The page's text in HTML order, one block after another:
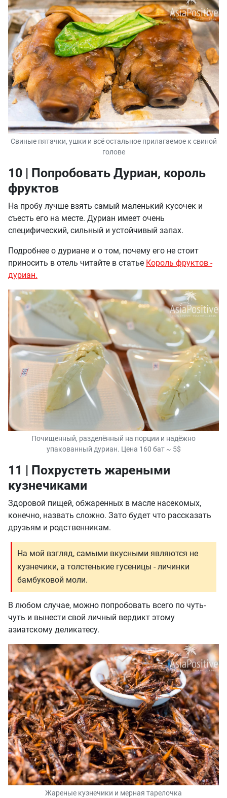
Свиные пятачки, ушки и всё остальное прилагаемое к свиной
голове
10 | Попробовать Дуриан, король
фруктов
На пробу лучше взять самый маленький кусочек и
съесть его на месте. Дуриан имеет очень
специфический, сильный и устойчивый запах.
Подробнее о дуриане и о том, почему его не стоит
приносить в отель читайте в статье Король фруктов -
дуриан.
Почищенный, разделённый на порции и надёжно
упакованный дуриан. Цена 160 бат ~ 5$
11 | Похрустеть жареными
кузнечиками
Здоровой пищей, обжаренных в масле насекомых,
конечно, назвать сложно. Зато будет что рассказать
друзьям и родственникам.
На мой взгляд, самыми вкусными являются не
кузнечики, а толстенькие гусеницы -личинки
бамбуковой моли.
В любом случае, можно попробовать всего по чуть-
чуть и вынести свой личный вердикт этому
азиатскому деликатесу.
Жареные кузнечики и мерная тарелочка